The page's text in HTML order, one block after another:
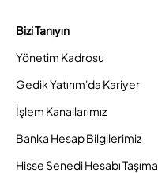
Bizi Tanıyın
Yönetim Kadrosu
Gedik Yatırım'da Kariyer
İşlem Kanallarımız
Banka Hesap Bilgilerimiz
Hisse Senedi Hesabı Taşıma